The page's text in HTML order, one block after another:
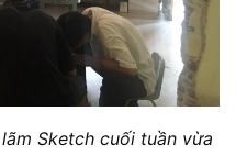
Sketch cuối tuần vừa